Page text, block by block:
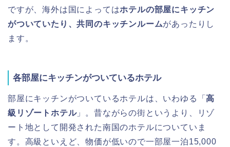
ですが、海外は国によってはホテルの部屋にキッチン
がついていたり、共同のキッチンルームがあったりし
ます。
各部屋にキッチンがついているホテル
部屋にキッチンがついているホテルは、いわゆる「高
級リゾートホテル」。昔ながらの街というより、リゾ
ート地として開発された南国のホテルについていま
す。高級といえど、物価が低いので一部屋一泊15,000